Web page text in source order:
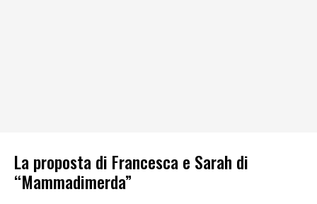
La proposta di Francesca e Sarah di
“Mammadimerda”